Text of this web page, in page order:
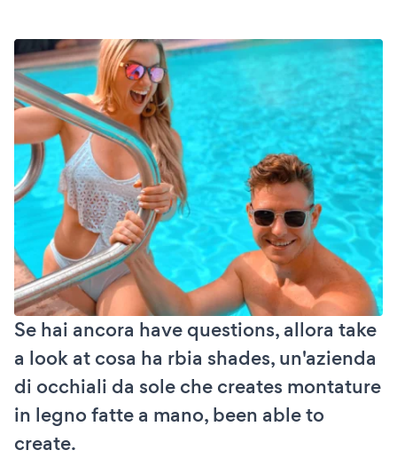
Se hai ancora have questions, allora take
a look at cosa ha rbia shades, un'azienda
di occhiali da sole che creates montature
in legno fatte a mano, been able to
create.